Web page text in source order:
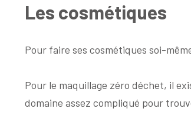
Les cosmétiques
Pour faire ses cosmétiques soi-
Pour le maquillage zéro déchet, il
domaine assez compliqué pour